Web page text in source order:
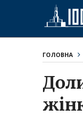
ГОЛОВНА